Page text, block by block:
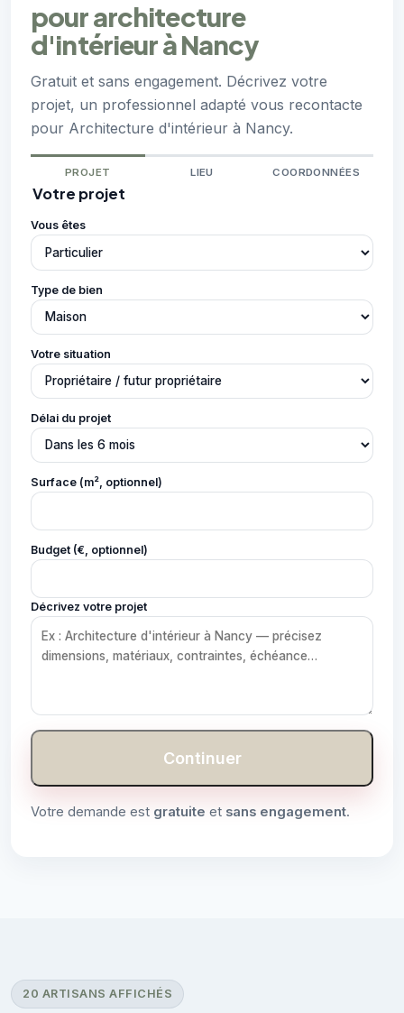
pour architecture
d'intérieur à Nancy
Gratuit et sans engagement. Décrivez votre
projet, un professionnel adapté vous recontacte
pour Architecture d'intérieur à Nancy.
PROJET LIEU COORDONNÉES
Votre projet
Vous êtes
Type de bien
Votre situation
Délai du projet
Surface (m², optionnel)
Budget (€, optionnel)
Décrivez votre projet
Continuer
Votre demande est gratuite et sans engagement.
20 ARTISANS AFFICHÉS